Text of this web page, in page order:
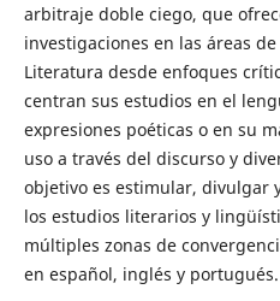
arbitraje doble ciego, que
investigaciones en las áreas
Literatura desde enfoques
centran sus estudios en el
expresiones poéticas o en su
uso a través del discurso y
objetivo es estimular, divulgar
los estudios literarios y
múltiples zonas de
en español, inglés y portugués.